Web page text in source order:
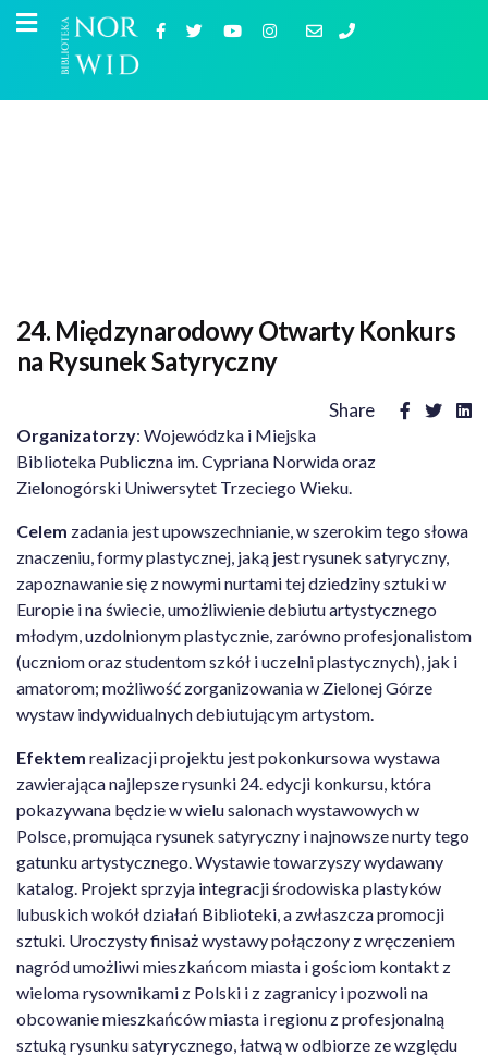
24. Międzynarodowy Otwarty Konkurs
na Rysunek Satyryczny
Share
Organizatorzy: Wojewódzka i Miejska
Biblioteka Publiczna im. Cypriana Norwida oraz
Zielonogórski Uniwersytet Trzeciego Wieku.
Celem zadania jest upowszechnianie, w szerokim tego słowa
znaczeniu, formy plastycznej, jaką jest rysunek satyryczny,
zapoznawanie się z nowymi nurtami tej dziedziny sztuki w
Europie i na świecie, umożliwienie debiutu artystycznego
młodym, uzdolnionym plastycznie, zarówno profesjonalistom
(uczniom oraz studentom szkół i uczelni plastycznych), jak i
amatorom; możliwość zorganizowania w Zielonej Górze
wystaw indywidualnych debiutującym artystom.
Efektem realizacji projektu jest pokonkursowa wystawa
zawierająca najlepsze rysunki 24. edycji konkursu, która
pokazywana będzie w wielu salonach wystawowych w
Polsce, promująca rysunek satyryczny i najnowsze nurty tego
gatunku artystycznego. Wystawie towarzyszy wydawany
katalog. Projekt sprzyja integracji środowiska plastyków
lubuskich wokół działań Biblioteki, a zwłaszcza promocji
sztuki. Uroczysty finisaż wystawy połączony z wręczeniem
nagród umożliwi mieszkańcom miasta i gościom kontakt z
wieloma rysownikami z Polski i z zagranicy i pozwoli na
obcowanie mieszkańców miasta i regionu z profesjonalną
sztuką rysunku satyrycznego, łatwą w odbiorze ze względu